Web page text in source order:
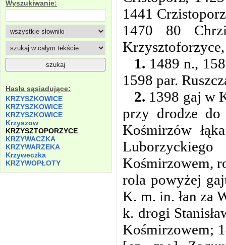
Wyszukiwanie:
Hasła sąsiadujące:
KRZYSZKOWICE
KRZYSZKOWICE
KRZYSZKOWICE
Krzyszow
KRZYSZTOPORZYCE
KRZYWACZKA
KRZYWARZEKA
Krzyweczka
KRZYWOPŁOTY
1441
1470 80
1. 1489 n.,
1598 par.
2. 1398 gaj w
przy drodze
Kośmirzów
Kośmirzowem,
rola powyżej
K. m. in. łan za
k. drogi
Kośmirzowem;